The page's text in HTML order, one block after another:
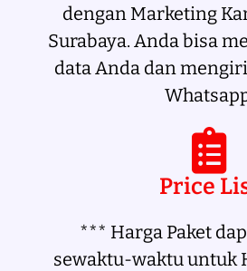
dengan Marketing
Surabaya. Anda bisa
data Anda dan
Price
*** Harga Paket
sewaktu-waktu untuk